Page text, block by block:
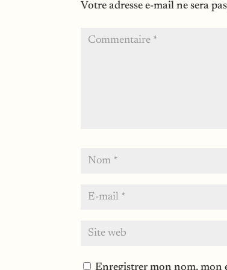
Votre adresse e-mail ne sera
Enregistrer mon nom, mon